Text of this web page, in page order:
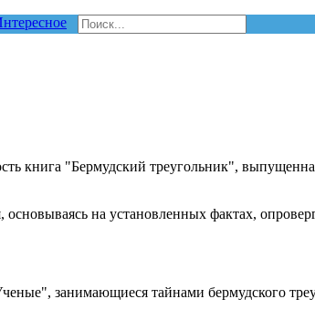
книга "Бермудский треугольник",
на установленных фактах,
занимающиеся тайнами бермудского